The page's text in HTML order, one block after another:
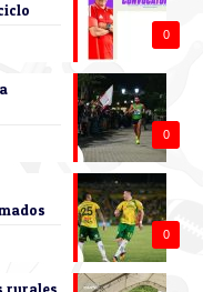
0
0
0